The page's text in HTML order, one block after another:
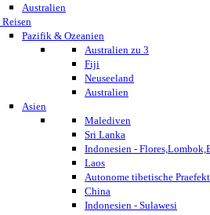
Australien
Pazifik & Ozeanien
Australien zu 3
Fiji
Neuseeland
Australien
Asien
Malediven
Sri Lanka
Indonesien -
Laos
Autonome tibetische
China
Indonesien - Sulawesi